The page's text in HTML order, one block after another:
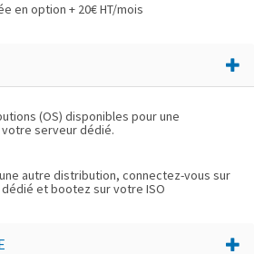
en option + 20€ HT/mois
(OS) disponibles pour une
serveur dédié.
autre distribution, connectez-vous sur
et bootez sur votre ISO